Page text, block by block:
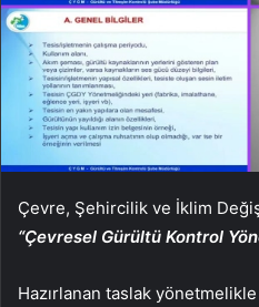
Çevre, Şehircilik ve İklim
“Çevresel Gürültü Kontrol
Hazırlanan taslak yönetmelikle